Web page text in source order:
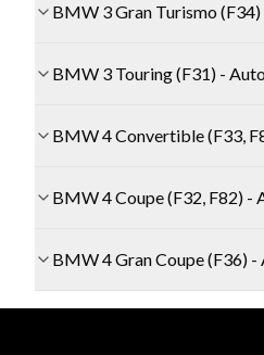
BMW 3 Gran Turismo
BMW 3 Touring (F31) -
BMW 4 Convertible (F33,
BMW 4 Coupe (F32, F82) -
BMW 4 Gran Coupe (F36)